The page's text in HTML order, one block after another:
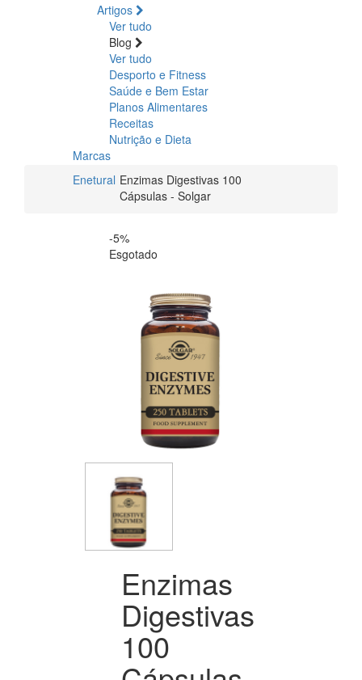
Artigos
Ver tudo
Blog
Ver tudo
Desporto e Fitness
Saúde e Bem Estar
Planos Alimentares
Receitas
Nutrição e Dieta
Marcas
Enetural Enzimas Digestivas 100
Cápsulas - Solgar
-5%
Esgotado
Enzimas
Digestivas
100